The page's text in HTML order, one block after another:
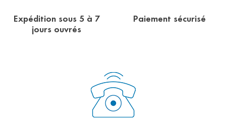
Expédition sous 5 à 7
jours ouvrés
Paiement sécurisé